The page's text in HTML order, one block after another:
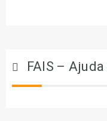
FAIS –